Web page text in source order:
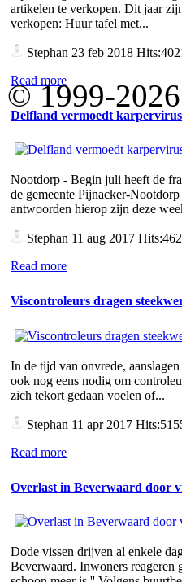
artikelen te verkopen. Dit jaar
verkopen: Huur tafel met...
Stephan 23 feb 2018
Read more
Delfland vermoedt
Nootdorp - Begin juli heeft de
de gemeente Pijnacker-
antwoorden hierop zijn deze
Stephan 11 aug 2017
Read more
Viscontroleurs dragen
In de tijd van onvrede,
ook nog eens nodig om
zich tekort gedaan voelen of...
Stephan 11 apr 2017
Read more
Overlast in Beverwaard door
Dode vissen drijven al enkele
Beverwaard. Inwoners reageren
© 1999-